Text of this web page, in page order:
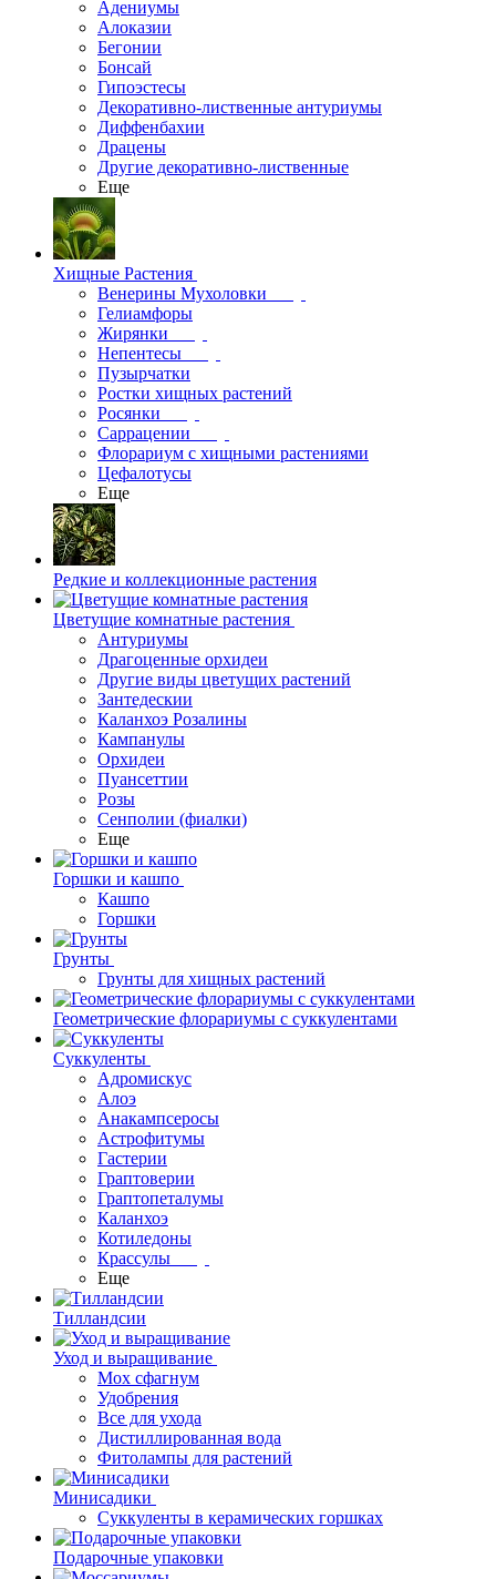
Адениумы
Алоказии
Бегонии
Бонсай
Гипоэстесы
Декоративно-лиственные антуриумы
Диффенбахии
Драцены
Другие декоративно-лиственные
Еще
Хищные Растения
Венерины Мухоловки
Гелиамфоры
Жирянки
Непентесы
Пузырчатки
Ростки хищных растений
Росянки
Саррацении
Флорариум с хищными растениями
Цефалотусы
Еще
Редкие и коллекционные растения
Цветущие комнатные растения
Антуриумы
Драгоценные орхидеи
Другие виды цветущих растений
Зантедескии
Каланхоэ Розалины
Кампанулы
Орхидеи
Пуансеттии
Розы
Сенполии (фиалки)
Еще
Горшки и кашпо
Кашпо
Горшки
Грунты
Грунты для хищных растений
Геометрические флорариумы с суккулентами
Суккуленты
Адромискус
Алоэ
Анакампсеросы
Астрофитумы
Гастерии
Граптоверии
Граптопеталумы
Каланхоэ
Котиледоны
Крассулы
Еще
Тилландсии
Уход и выращивание
Мох сфагнум
Удобрения
Все для ухода
Дистиллированная вода
Фитолампы для растений
Минисадики
Суккуленты в керамических горшках
Подарочные упаковки